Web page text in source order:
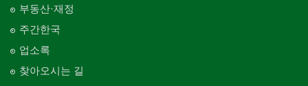
부동산·재정
주간한국
업소록
찾아오시는 길